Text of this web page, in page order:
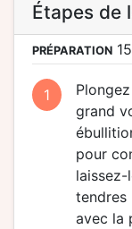
Étapes de
PRÉPARATION
1
grand
pour
tendres
avec la